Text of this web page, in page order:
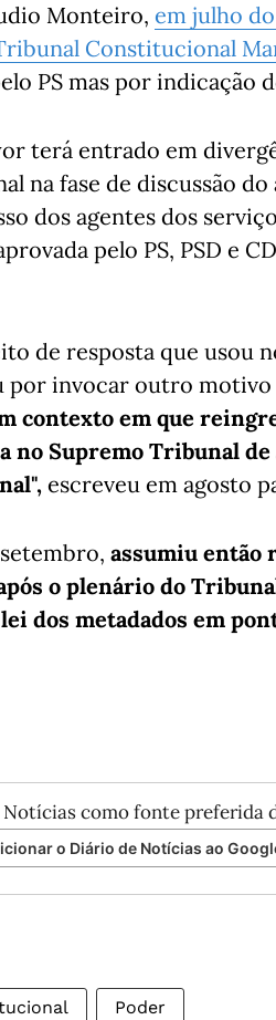
Monteiro, em julho
Constitucional
PS mas por indicação
terá entrado em
na fase de discussão
dos agentes dos
pelo PS, PSD e
de resposta que usou
invocar outro motivo
contexto em que
no Supremo Tribunal
escreveu em agosto
assumiu então
o plenário do
dos metadados em
como fonte preferida
o Diário de Notícias ao
Poder